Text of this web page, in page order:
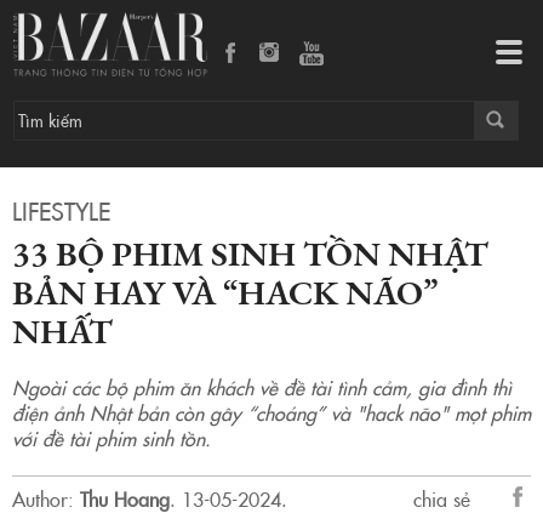
LIFESTYLE
33 BỘ PHIM SINH TỒN NHẬT
BẢN HAY VÀ “HACK NÃO”
NHẤT
Ngoài các bộ phim ăn khách về đề tài tình cảm, gia đình thì
điện ảnh Nhật bản còn gây “choáng” và "hack não" mọt phim
với đề tài phim sinh tồn.
Author: Thu Hoang. 13-05-2024.
chia sẻ
33 bộ phim sinh tồn Nhật Bản hay và “hack não” nhất